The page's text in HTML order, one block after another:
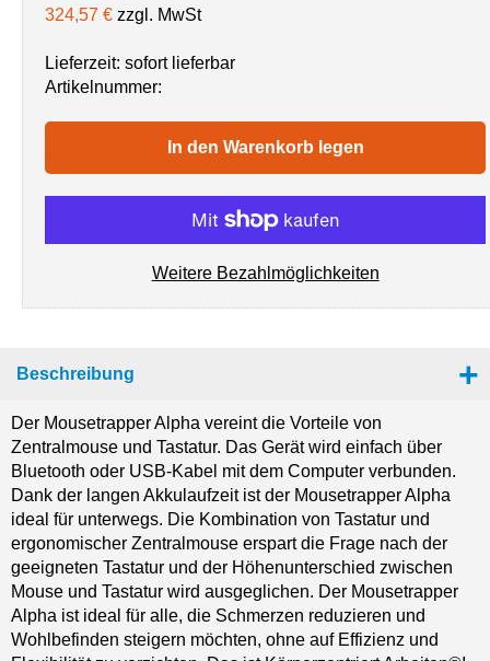
324,57 € zzgl. MwSt
Lieferzeit: sofort lieferbar
Artikelnummer:
In den Warenkorb legen
Weitere Bezahlmöglichkeiten
Beschreibung
Der Mousetrapper Alpha vereint die Vorteile von
Zentralmouse und Tastatur. Das Gerät wird einfach über
Bluetooth oder USB-Kabel mit dem Computer verbunden.
Dank der langen Akkulaufzeit ist der Mousetrapper Alpha
ideal für unterwegs. Die Kombination von Tastatur und
ergonomischer Zentralmouse erspart die Frage nach der
geeigneten Tastatur und der Höhenunterschied zwischen
Mouse und Tastatur wird ausgeglichen. Der Mousetrapper
Alpha ist ideal für alle, die Schmerzen reduzieren und
Wohlbefinden steigern möchten, ohne auf Effizienz und